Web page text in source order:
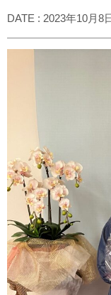
DATE : 2023年10月8